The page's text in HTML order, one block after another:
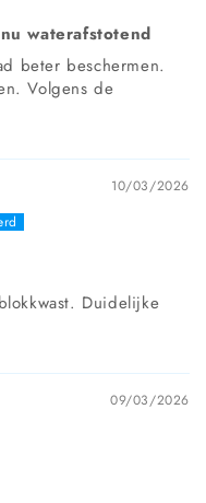
waterafstotend
beter beschermen.
Volgens de
10/03/2026
Duidelijke
09/03/2026